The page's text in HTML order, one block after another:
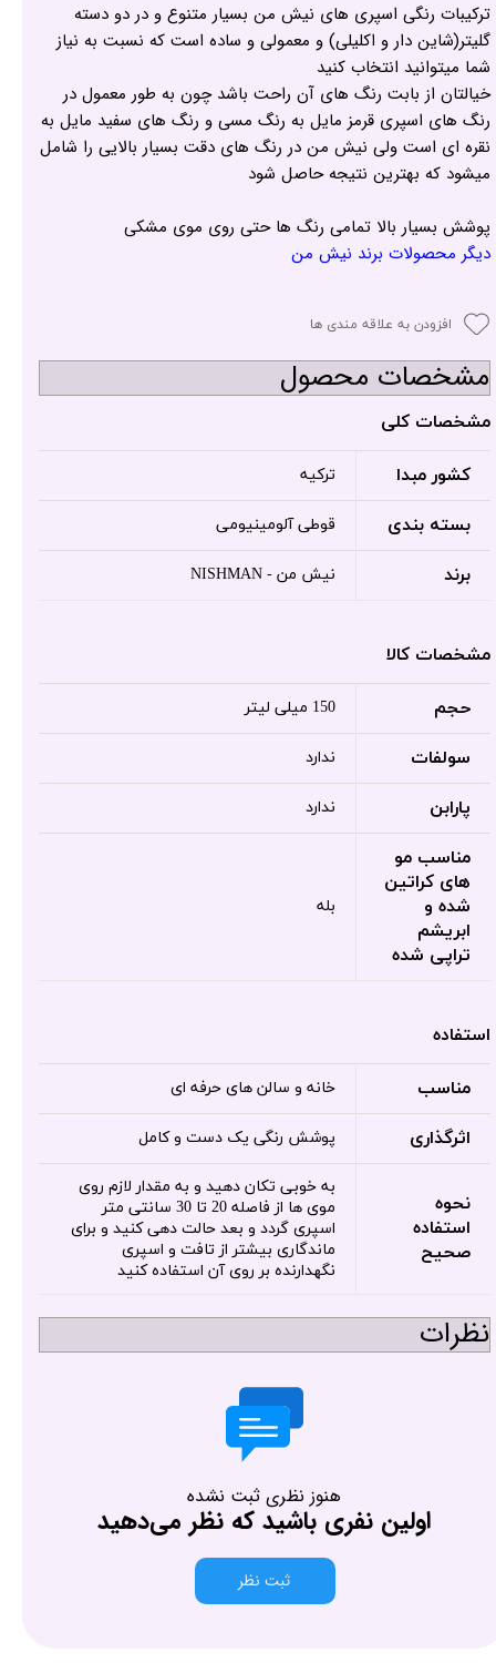
ترکیبات رنگی اسپری های نیش من بسیار متنوع و در دو دسته
گلیتر(شاین دار و اکلیلی) و معمولی و ساده است که نسبت به نیاز
شما میتوانید انتخاب کنید
خیالتان از بابت رنگ های آن راحت باشد چون به طور معمول در
رنگ های اسپری قرمز مایل به رنگ مسی و رنگ های سفید مایل به
نقره ای است ولی نیش من در رنگ های دقت بسیار بالایی را شامل
میشود که بهترین نتیجه حاصل شود
پوشش بسیار بالا تمامی رنگ ها حتی روی موی مشکی
دیگر محصولات برند نیش من
افزودن به علاقه مندی ها
مشخصات محصول
مشخصات کلی
کشور مبدا ترکیه
بسته بندی قوطی آلومینیومی
برند نیش من - NISHMAN
مشخصات کالا
حجم 150 میلی لیتر
سولفات ندارد
پارابن ندارد
مناسب مو
های کراتین
شده و
ابریشم
تراپی شده
بله
استفاده
مناسب خانه و سالن های حرفه ای
اثرگذاری پوشش رنگی یک دست و کامل
نحوه
استفاده
صحیح
به خوبی تکان دهید و به مقدار لازم روی
موی ها از فاصله 20 تا 30 سانتی متر
اسپری گردد و بعد حالت دهی کنید و برای
ماندگاری بیشتر از تافت و اسپری
نگهدارنده بر روی آن استفاده کنید
نظرات
هنوز نظری ثبت نشده
اولین نفری باشید که نظر می‌دهید
ثبت نظر